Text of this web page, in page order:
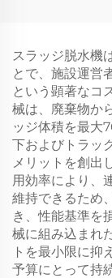
スラッジ脱水機
とで、施設運営
という顕著なコ
械は、廃棄物か
ッジ体積を最大
下およびトラッ
メリットを創出
用効率により、
維持できるため
き、性能基準を
械に組み込まれ
トを最小限に抑
予算にとって持